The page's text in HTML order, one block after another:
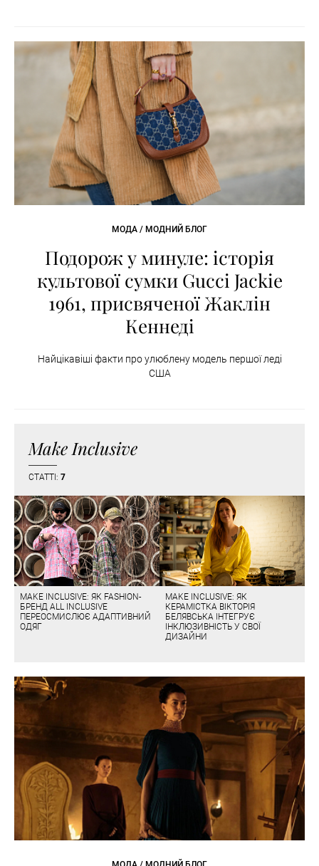
МОДА / МОДНИЙ БЛОГ
Подорож у минуле: історія
культової сумки Gucci Jackie
1961, присвяченої Жаклін
Кеннеді
Найцікавіші факти про улюблену модель першої леді
США
Make Inclusive
СТАТТІ: 7
MAKE INCLUSIVE: ЯК FASHION-
БРЕНД ALL INCLUSIVE
ПЕРЕОСМИСЛЮЄ АДАПТИВНИЙ
ОДЯГ
MAKE INCLUSIVE: ЯК
КЕРАМІСТКА ВІКТОРІЯ
БЕЛЯВСЬКА ІНТЕГРУЄ
ІНКЛЮЗИВНІСТЬ У СВОЇ
ДИЗАЙНИ